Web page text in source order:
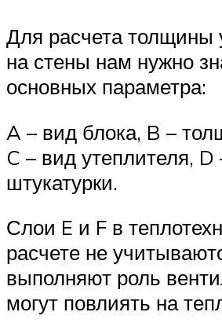
Для расчета толщины
на стены нам нужно
основных параметра:
A – вид блока, B –
C – вид утеплителя, D
штукатурки.
Слои E и F в
расчете не
выполняют роль
могут повлиять на